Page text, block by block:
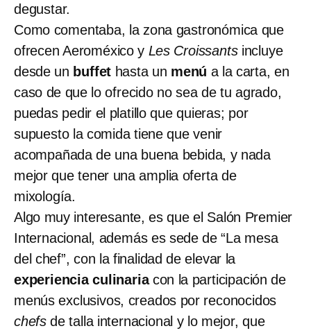
degustar.
Como comentaba, la zona gastronómica que
ofrecen Aeroméxico y Les Croissants incluye
desde un buffet hasta un menú a la carta, en
caso de que lo ofrecido no sea de tu agrado,
puedas pedir el platillo que quieras; por
supuesto la comida tiene que venir
acompañada de una buena bebida, y nada
mejor que tener una amplia oferta de
mixología.
Algo muy interesante, es que el Salón Premier
Internacional, además es sede de “La mesa
del chef”, con la finalidad de elevar la
experiencia culinariacon la participación de
menús exclusivos, creados por reconocidos
chefs de talla internacional y lo mejor, que